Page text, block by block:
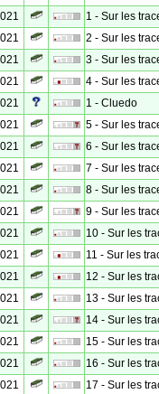
1 - Sur les
2 - Sur les
3 - Sur les
4 - Sur les
1 - Cluedo
5 - Sur les
6 - Sur les
7 - Sur les
8 - Sur les
9 - Sur les
10 - Sur les
11 - Sur les
12 - Sur les
13 - Sur les
14 - Sur les
15 - Sur les
16 - Sur les
17 - Sur les